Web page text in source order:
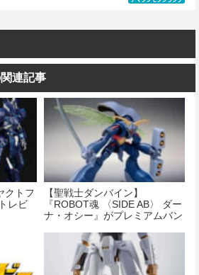
ダム （機動戦
価格：¥2,500
ガンダム)
連記事
クトフ
レビ
【聖戦士ダンバイン】
『ROBOT魂 〈SIDE AB〉 ダー
ナ・オシー』がプレミアムバン